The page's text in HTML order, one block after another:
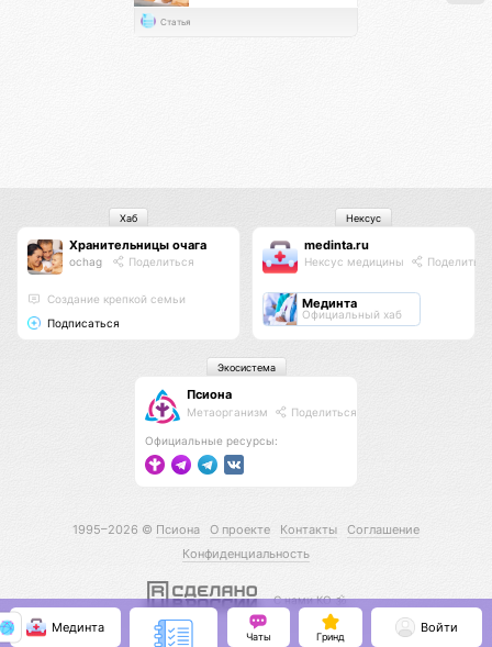
Статья
Хранительницы очага
ochag Поделиться
Создание крепкой семьи
Подписаться
Хаб
medinta.ru
Нексус медицины Поделиться
Мединта
Официальный хаб
Нексус
Псиона
Метаорганизм Поделиться
Официальные ресурсы:
Экосистема
1995–2026 © Псиона О проекте Контакты
Соглашение
Конфиденциальность
С нами КО 🕉️
Мединта
Чаты Гринд
Войти